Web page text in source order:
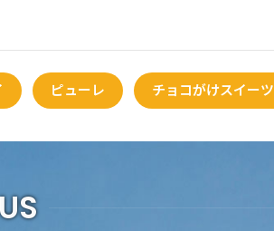
ピューレ チョコがけスイーツ